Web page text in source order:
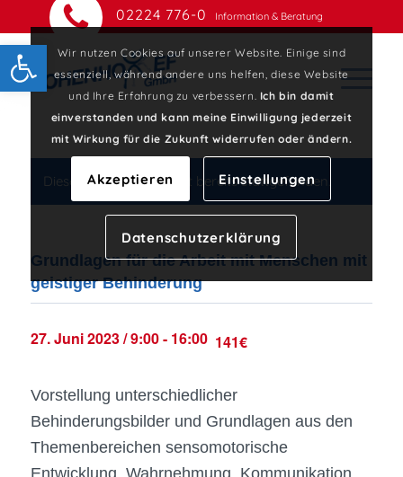
Open toolbar
02224 776-0 Information & Beratung
Diese Veranstaltung hat bereits stattgefunden.
Grundlagen für die Arbeit mit Menschen mit
geistiger Behinderung
27. Juni 2023 / 9:00- 16:00 141€
Vorstellung unterschiedlicher
Behinderungsbilder und Grundlagen aus den
Themenbereichen sensomotorische
Entwicklung, Wahrnehmung, Kommunikation
Wir nutzen Cookies auf unserer Website. Einige sind
essenziell, während andere uns helfen, diese Website
und Ihre Erfahrung zu verbessern. Ich bin damit
einverstanden und kann meine Einwilligung jederzeit
mit Wirkung für die Zukunft widerrufen oder ändern.
Akzeptieren Einstellungen
Datenschutzerklärung